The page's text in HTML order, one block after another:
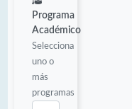
Programa
Académico
Selecciona
uno o
más
programas